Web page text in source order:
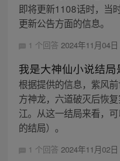
即将更新1108话时，当
更新公告方面的信息。
1 个回答 2024年11月04
我是大神仙小说结局
根据提供的信息，紫风
方神龙，六道破灭后恢
江。从这一结局来看，
的结局）。
1 个回答 2024年11月02